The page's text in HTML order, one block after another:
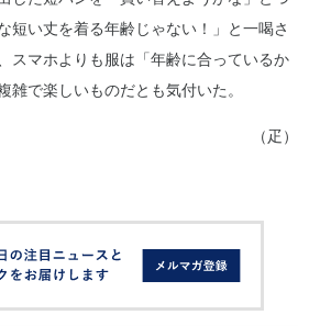
短い丈を着る年齢じゃない！」と一喝さ
スマホよりも服は「年齢に合っているか
雑で楽しいものだとも気付いた。
（疋）